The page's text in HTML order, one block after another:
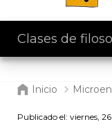
Clases de
Inicio
Publicado el: viernes,